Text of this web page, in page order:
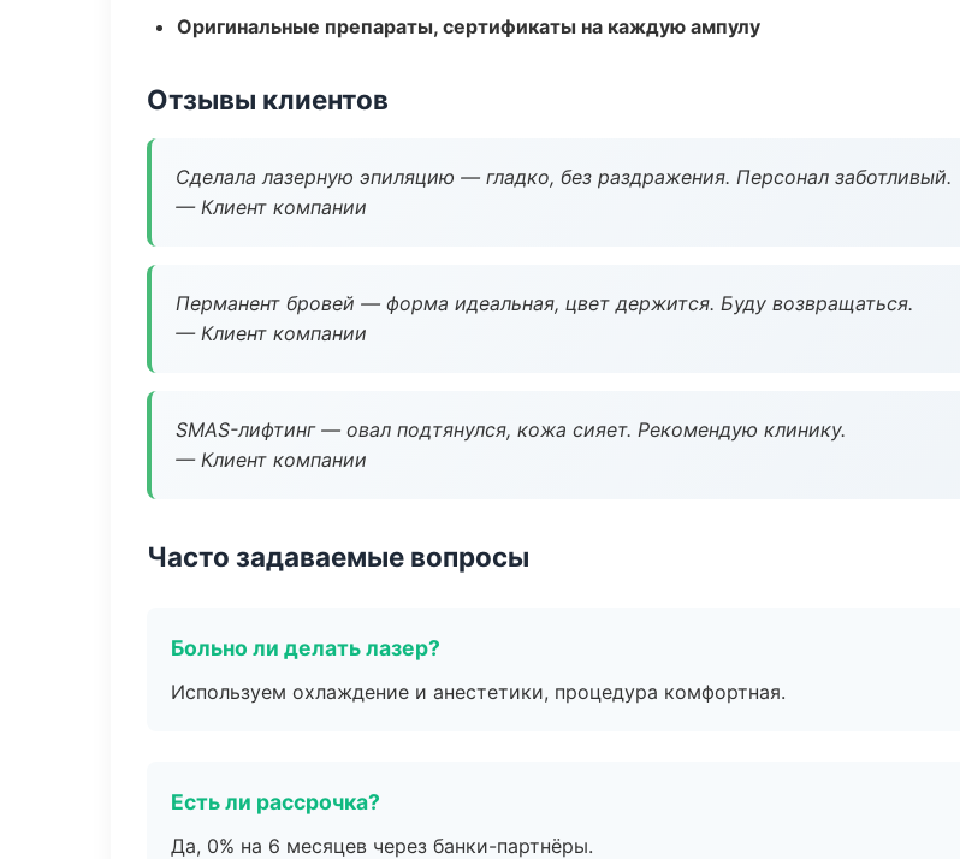
Оригинальные препараты, сертификаты на каждую ампулу
Отзывы клиентов
Сделала лазерную эпиляцию — гладко, без раздражения. Персонал заботливый.
— Клиент компании
Перманент бровей — форма идеальная, цвет держится. Буду возвращаться.
— Клиент компании
SMAS-лифтинг — овал подтянулся, кожа сияет. Рекомендую клинику.
— Клиент компании
Часто задаваемые вопросы
Больно ли делать лазер?
Используем охлаждение и анестетики, процедура комфортная.
Есть ли рассрочка?
Да, 0% на 6 месяцев через банки-партнёры.